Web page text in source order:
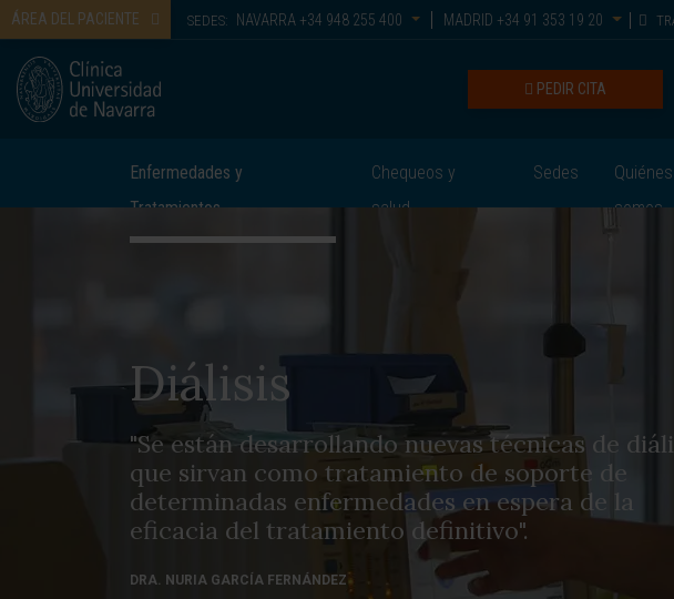
ÁREA DEL PACIENTE SEDES: NAVARRA +34 948 255 400 MADRID +34 91 353 19 20
PEDIR CITA
Enfermedades y
Tratamientos
Chequeos y
salud
Sedes
Quiénes
somos
Diálisis
"Se están desarrollando nuevas técnicas de
que sirvan como tratamiento de soporte de
determinadas enfermedades en espera de la
eficacia del tratamiento definitivo".
DRA. NURIA GARCÍA FERNÁNDEZ